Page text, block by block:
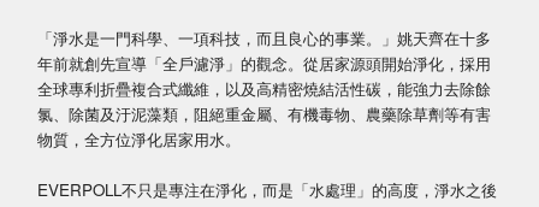
「淨水是一門科學、一項科技，而且良心的事業。」姚天齊在十多
年前就創先宣導「全戶濾淨」的觀念。從居家源頭開始淨化，採用
全球專利折疊複合式纖維，以及高精密燒結活性碳，能強力去除餘
氯、除菌及汙泥藻類，阻絕重金屬、有機毒物、農藥除草劑等有害
物質，全方位淨化居家用水。
EVERPOLL不只是專注在淨化，而是「水處理」的高度，淨水之後